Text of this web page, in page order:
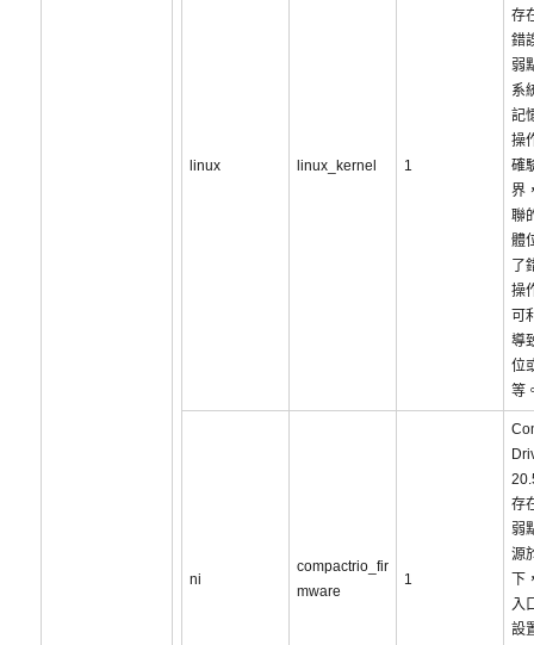
linux linux_kernel 1
存
錯
弱
系
記
操
確
界
聯
體
了
操
可
導
位
等
ni
compactrio_fir
mware
1
存
弱
源
下
入
設